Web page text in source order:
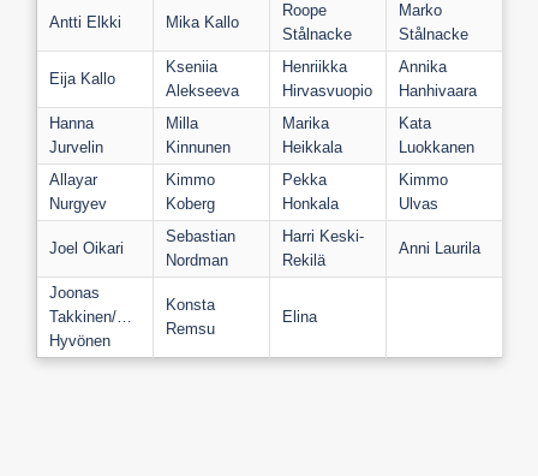
Antti Elkki Mika Kallo
Roope
Stålnacke
Marko
Stålnacke
Eija Kallo
Kseniia
Alekseeva
Henriikka
Hirvasvuopio
Annika
Hanhivaara
Hanna
Jurvelin
Milla
Kinnunen
Marika
Heikkala
Kata
Luokkanen
Allayar
Nurgyev
Kimmo
Koberg
Pekka
Honkala
Kimmo
Ulvas
Joel Oikari
Sebastian
Nordman
Harri Keski-
Rekilä
Anni Laurila
Joonas
Takkinen/Pete
Hyvönen
Konsta
Remsu
Elina